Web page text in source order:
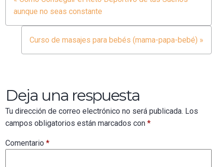
Navegación
de
entradas
aunque no seas constante
Curso de masajes para bebés (mama-papa-bebé) »
Deja una respuesta
Tu dirección de correo electrónico no será publicada. Los
campos obligatorios están marcados con*
Comentario*